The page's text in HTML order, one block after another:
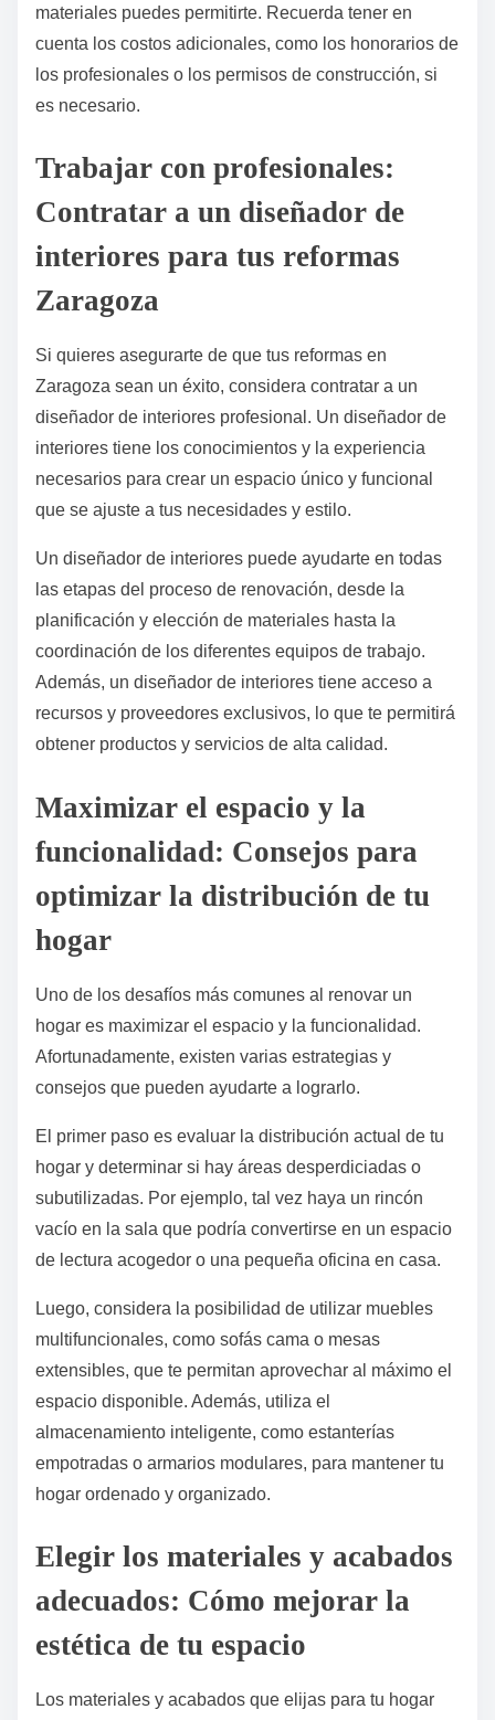
materiales puedes permitirte. Recuerda tener en
cuenta los costos adicionales, como los honorarios de
los profesionales o los permisos de construcción, si
es necesario.
Trabajar con profesionales:
Contratar a un diseñador de
interiores para tus reformas
Zaragoza
Si quieres asegurarte de que tus reformas en
Zaragoza sean un éxito, considera contratar a un
diseñador de interiores profesional. Un diseñador de
interiores tiene los conocimientos y la experiencia
necesarios para crear un espacio único y funcional
que se ajuste a tus necesidades y estilo.
Un diseñador de interiores puede ayudarte en todas
las etapas del proceso de renovación, desde la
planificación y elección de materiales hasta la
coordinación de los diferentes equipos de trabajo.
Además, un diseñador de interiores tiene acceso a
recursos y proveedores exclusivos, lo que te permitirá
obtener productos y servicios de alta calidad.
Maximizar el espacio y la
funcionalidad: Consejos para
optimizar la distribución de tu
hogar
Uno de los desafíos más comunes al renovar un
hogar es maximizar el espacio y la funcionalidad.
Afortunadamente, existen varias estrategias y
consejos que pueden ayudarte a lograrlo.
El primer paso es evaluar la distribución actual de tu
hogar y determinar si hay áreas desperdiciadas o
subutilizadas. Por ejemplo, tal vez haya un rincón
vacío en la sala que podría convertirse en un espacio
de lectura acogedor o una pequeña oficina en casa.
Luego, considera la posibilidad de utilizar muebles
multifuncionales, como sofás cama o mesas
extensibles, que te permitan aprovechar al máximo el
espacio disponible. Además, utiliza el
almacenamiento inteligente, como estanterías
empotradas o armarios modulares, para mantener tu
hogar ordenado y organizado.
Elegir los materiales y acabados
adecuados: Cómo mejorar la
estética de tu espacio
Los materiales y acabados que elijas para tu hogar